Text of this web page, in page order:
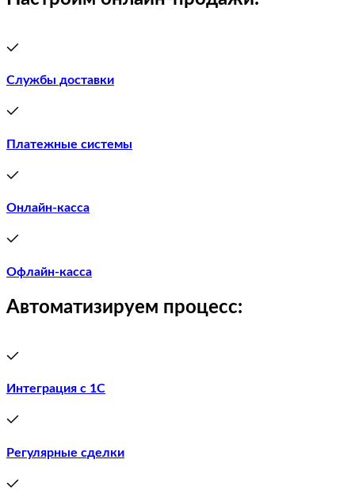
Службы доставки
Платежные системы
Онлайн-касса
Офлайн-касса
Автоматизируем процесс:
Интеграция с 1С
Регулярные сделки